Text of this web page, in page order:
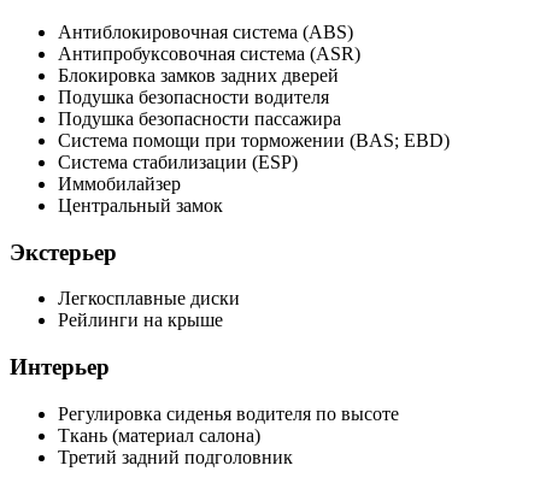
Антиблокировочная система (ABS)
Антипробуксовочная система (ASR)
Блокировка замков задних дверей
Подушка безопасности водителя
Подушка безопасности пассажира
Система помощи при торможении (BAS; EBD)
Система стабилизации (ESP)
Иммобилайзер
Центральный замок
Экстерьер
Легкосплавные диски
Рейлинги на крыше
Интерьер
Регулировка сиденья водителя по высоте
Ткань (материал салона)
Третий задний подголовник